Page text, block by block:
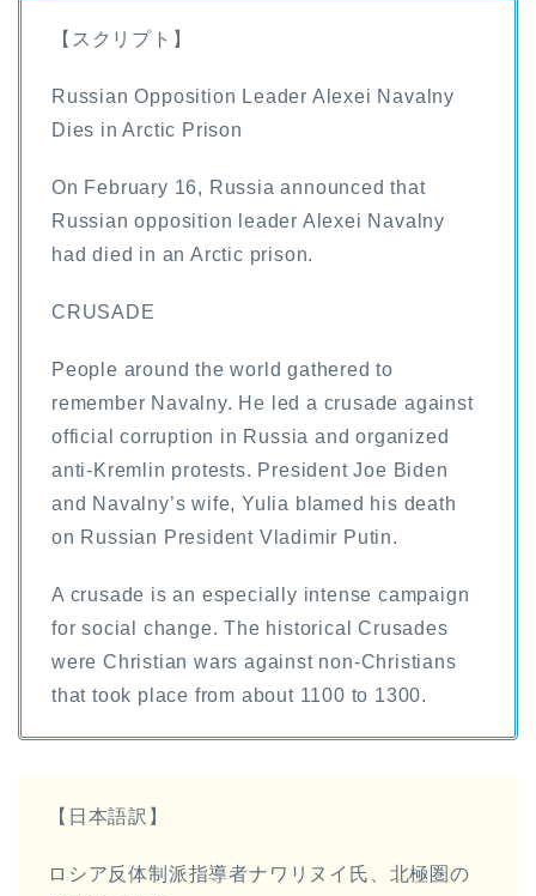
【スクリプト】
Russian Opposition Leader Alexei Navalny
Dies in Arctic Prison
On February 16, Russia announced that
Russian opposition leader Alexei Navalny
had died in an Arctic prison.
CRUSADE
People around the world gathered to
remember Navalny. He led a crusade against
official corruption in Russia and organized
anti-Kremlin protests. President Joe Biden
and Navalny’s wife, Yulia blamed his death
on Russian President Vladimir Putin.
A crusade is an especially intense campaign
for social change. The historical Crusades
were Christian wars against non-Christians
that took place from about 1100 to 1300.
【日本語訳】
ロシア反体制派指導者ナワリヌイ氏、北極圏の